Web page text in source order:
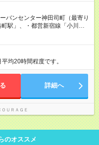
バンセンター神田司町（最寄り
駅」、・都営新宿線「小川町
均20時間程度です。
詳細へ
ＵＲＡＧＥ
のオススメ